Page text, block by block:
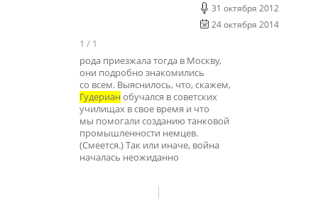
31 октября 2012
24 октября 2014
1 / 1
рода приезжала тогда в Москву,
они подробно знакомились
со всем. Выяснилось, что, скажем,
Гудериан обучался в советских
училищах в свое время и что
мы помогали созданию танковой
промышленности немцев.
(Смеется.) Так или иначе, война
началась неожиданно